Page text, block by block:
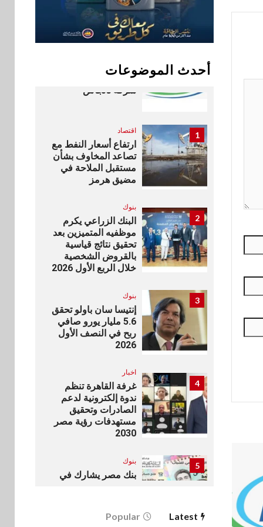
أحدث الموضوعات
في سوق تحويلات
المصريين بالخارج
بيان توضيحي صادر عن
شركة ناتجاس
1 اقتصاد
ارتفاع أسعار النفط مع
تصاعد المخاوف بشأن
مستقبل الملاحة في
مضيق هرمز
2
بنوك
البنك الزراعي يكرم
موظفيه المتميزين بعد
تحقيق نتائج قياسية
بالقروض الشخصية
خلال الربع الأول 2026
3 بنوك
إنتيسا سان باولو تحقق
5.6 مليار يورو صافي
ربح في النصف الأول
2026
4
اخبار
غرفة القاهرة تنظم
ندوة إلكترونية لدعم
الصادرات وتحقيق
مستهدفات رؤية مصر
2030
5 بنوك
بنك مصر يشارك في
Latest
Popular